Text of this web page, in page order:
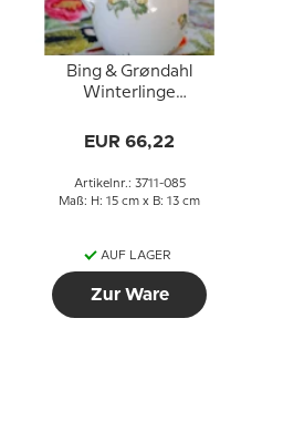
Bing & Grøndahl
Winterlinge
oder 442
EUR 66,22
Artikelnr.: 3711-085
Maß: H: 15 cm x B: 13 cm
AUF LAGER
Zur Ware